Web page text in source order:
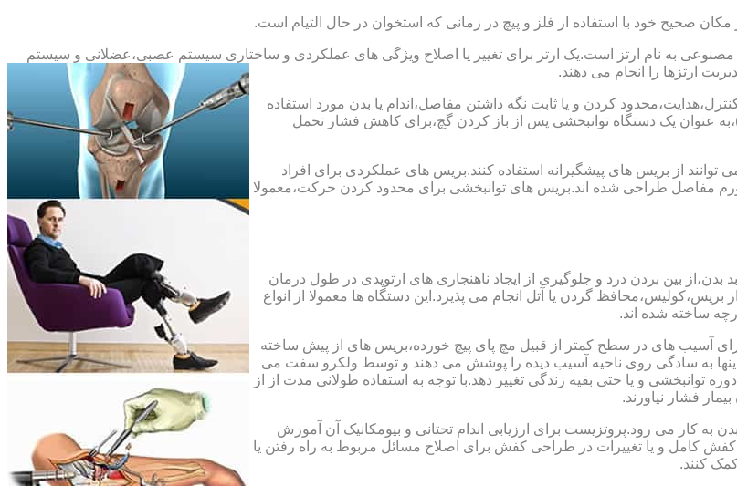
صحیح خود با استفاده از فلز و پیچ در زمانی که استخوان در حال التیام است.
به نام ارتز است.یک ارتز برای تغییر یا اصلاح ویژگی های عملکردی و ساختاری سیستم عصبی،عضلانی و سیستم
ارتزها را انجام می دهند.
کردن و یا ثابت نگه داشتن مفاصل،اندام یا بدن مورد استفاده
عنوان یک دستگاه توانبخشی پس از باز کردن گچ،برای کاهش فشار تحمل
از بریس های پیشگیرانه استفاده کنند.بریس های عملکردی برای افراد
مفاصل طراحی شده اند.بریس های توانبخشی برای محدود کردن حرکت،معمولا
بین بردن درد و جلوگیری از ایجاد ناهنجاری های ارتوپدی در طول درمان
بریس،کولیس،محافظ گردن یا آتل انجام می پذیرد.این دستگاه ها معمولا از انواع
ساخته شده اند.
آسیب های در سطح کمتر از قبیل مچ پای پیچ خورده،بریس های از پیش ساخته
به سادگی روی ناحیه آسیب دیده را پوشش می دهند و توسط ولکرو سفت می
توانبخشی و یا حتی بقیه زندگی تغییر دهد.با توجه به استفاده طولانی مدت از از
فشار نیاورند.
به کار می رود.پروتزیست برای ارزیابی اندام تحتانی و بیومکانیک آن آموزش
کامل و یا تغییرات در طراحی کفش برای اصلاح مسائل مربوط به راه رفتن یا
کنند.